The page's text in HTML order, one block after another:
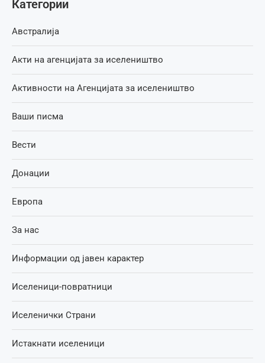
Категории
Австралија
Акти на агенцијата за иселеништво
Активности на Агенцијата за иселеништво
Ваши писма
Вести
Донации
Европа
За нас
Информации од јавен карактер
Иселеници-повратници
Иселенички Страни
Истакнати иселеници